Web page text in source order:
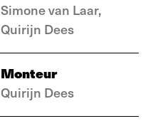
Simone van Laar,
Quirijn Dees
Monteur
Quirijn Dees